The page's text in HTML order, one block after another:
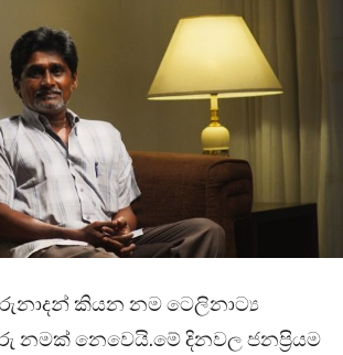
කියන නම ටෙලිනාට්‍ය
නමක් නෙවෙයි.මේ දිනවල ජනප්‍රියම